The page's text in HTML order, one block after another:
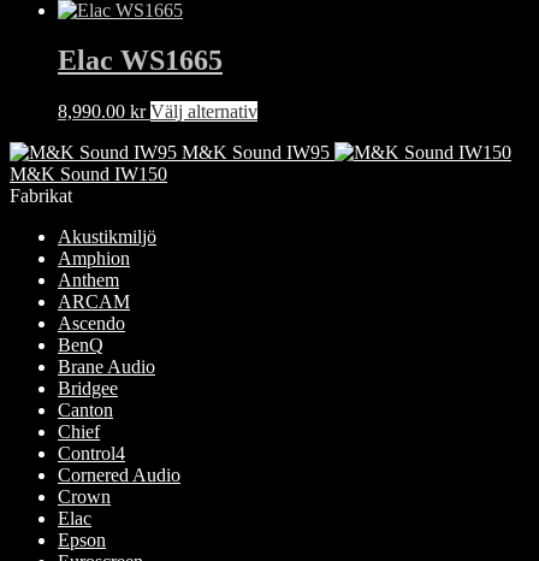
De
alternativen
Elac WS1665
8,990.00 kr Välj alternativDen
produkten
M&K Sound IW95
M&K Sound IW150
Fabrikat
Akustikmiljö
Amphion
Anthem
ARCAM
Ascendo
BenQ
Brane Audio
Bridgee
Canton
Chief
Control4
Cornered Audio
Crown
Elac
Epson